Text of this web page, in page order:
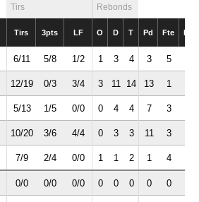
Tirs Rebonds
Tirs 3pts LF O D T Pd Fte
6/11 5/8 1/2 1 3 4 3 5
12/19 0/3 3/4 3 11 14 13 1
5/13 1/5 0/0 0 4 4 7 3
10/20 3/6 4/4 0 3 3 11 3
7/9 2/4 0/0 1 1 2 1 4
0/0 0/0 0/0 0 0 0 0 0